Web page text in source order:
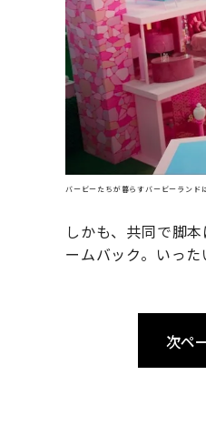
バービーたちが暮らすバービーラ
しかも、共同で脚
ームバック。いっ
次ペ